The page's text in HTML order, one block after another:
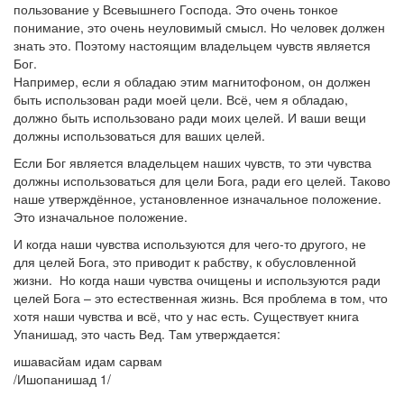
пользование у Всевышнего Господа. Это очень тонкое
понимание, это очень неуловимый смысл. Но человек должен
знать это. Поэтому настоящим владельцем чувств является
Бог.
Например, если я обладаю этим магнитофоном, он должен
быть использован ради моей цели. Всё, чем я обладаю,
должно быть использовано ради моих целей. И ваши вещи
должны использоваться для ваших целей.
Если Бог является владельцем наших чувств, то эти чувства
должны использоваться для цели Бога, ради его целей. Таково
наше утверждённое, установленное изначальное положение.
Это изначальное положение.
И когда наши чувства используются для чего-то другого, не
для целей Бога, это приводит к рабству, к обусловленной
жизни. Но когда наши чувства очищены и используются ради
целей Бога – это естественная жизнь. Вся проблема в том, что
хотя наши чувства и всё, что у нас есть. Существует книга
Упанишад, это часть Вед. Там утверждается:
ишавасйам идам сарвам
/Ишопанишад 1/